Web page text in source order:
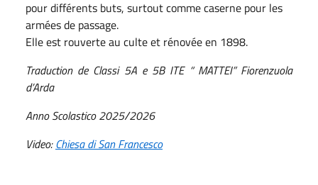
pour différents buts, surtout comme caserne pour les
armées de passage.
Elle est rouverte au culte et rénovée en 1898.
Traduction de Classi 5A e 5B ITE “ MATTEI” Fiorenzuola
d’Arda
Anno Scolastico 2025/2026
Video:Chiesa di San Francesco